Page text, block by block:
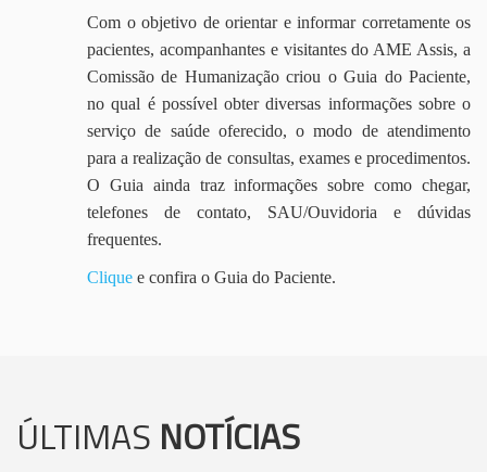
Com o objetivo de orientar e informar corretamente os
pacientes, acompanhantes e visitantes do AME Assis, a
Comissão de Humanização criou o Guia do Paciente,
no qual é possível obter diversas informações sobre o
serviço de saúde oferecido, o modo de atendimento
para a realização de consultas, exames e procedimentos.
O Guia ainda traz informações sobre como chegar,
telefones de contato, SAU/Ouvidoria e dúvidas
frequentes.
Clique e confira o Guia do Paciente.
ÚLTIMAS NOTÍCIAS